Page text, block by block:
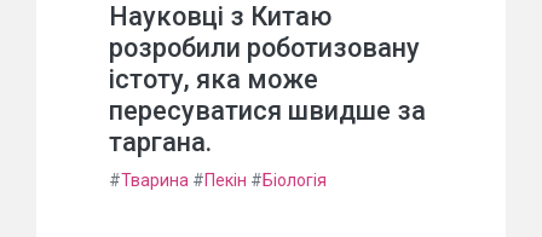
Науковці з Китаю
розробили роботизовану
істоту, яка може
пересуватися швидше за
таргана.
#Тварина #Пекін #Біологія